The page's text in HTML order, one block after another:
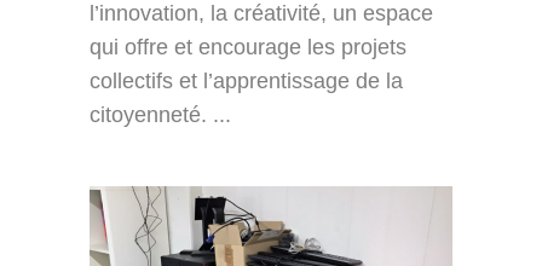
l’innovation, la créativité, un espace
qui offre et encourage les projets
collectifs et l’apprentissage de la
citoyenneté. ...